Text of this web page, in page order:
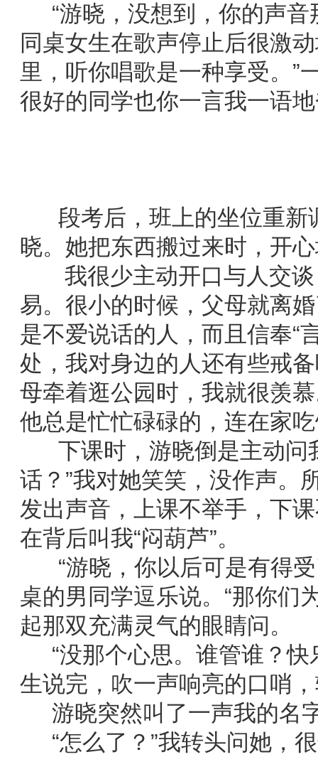
“游晓，没想到，你的声音
同桌女生在歌声停止后很激
里，听你唱歌是一种享受。”
很好的同学也你一言我一语
段考后，班上的坐位重新
晓。她把东西搬过来时，开
我很少主动开口与人交谈
易。很小的时候，父母就离
是不爱说话的人，而且信奉“
处，我对身边的人还有些戒
母牵着逛公园时，我就很羡
他总是忙忙碌碌的，连在家
下课时，游晓倒是主动问
话？”我对她笑笑，没作声。
发出声音，上课不举手，下
在背后叫我“闷葫芦”。
“游晓，你以后可是有得受
桌的男同学逗乐说。“那你们
起那双充满灵气的眼睛问。
“没那个心思。谁管谁？快
生说完，吹一声响亮的口哨
游晓突然叫了一声我的名
“怎么了？”我转头问她，